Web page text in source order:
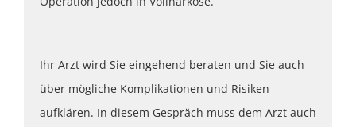
Ihr Arzt wird Sie eingehend beraten und Sie auch
über mögliche Komplikationen und Risiken
aufklären. In diesem Gespräch muss dem Arzt auch